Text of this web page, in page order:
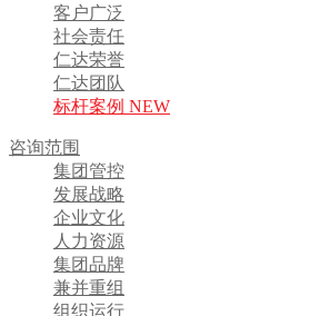
客户广泛
社会责任
仁达荣誉
仁达团队
标杆案例 NEW
咨询范围
集团管控
发展战略
企业文化
人力资源
集团品牌
兼并重组
组织运行